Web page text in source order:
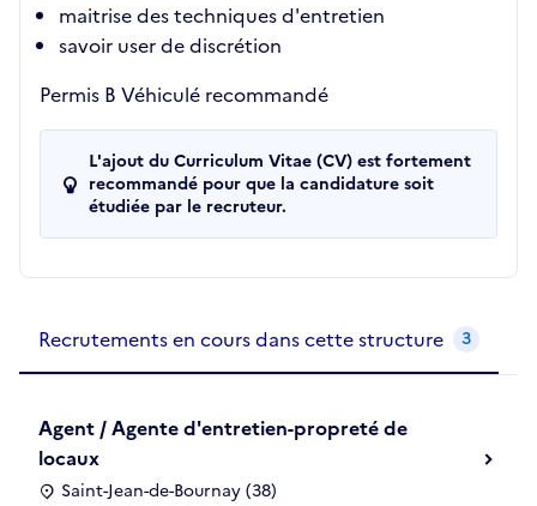
maitrise des techniques d'entretien
savoir user de discrétion
Permis B Véhiculé recommandé
L'ajout du Curriculum Vitae (CV) est fortement
recommandé pour que la candidature soit
étudiée par le recruteur.
Recrutements en cours dans cette structure 3
Agent / Agente d'entretien-propreté de
locaux
Saint-Jean-de-Bournay (38)